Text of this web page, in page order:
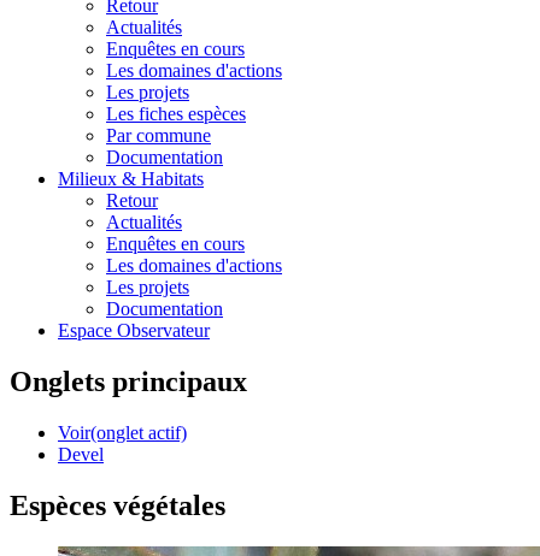
Retour
Actualités
Enquêtes en cours
Les domaines d'actions
Les projets
Les fiches espèces
Par commune
Documentation
Milieux & Habitats
Retour
Actualités
Enquêtes en cours
Les domaines d'actions
Les projets
Documentation
Espace Observateur
Onglets principaux
Voir(onglet actif)
Devel
Espèces végétales